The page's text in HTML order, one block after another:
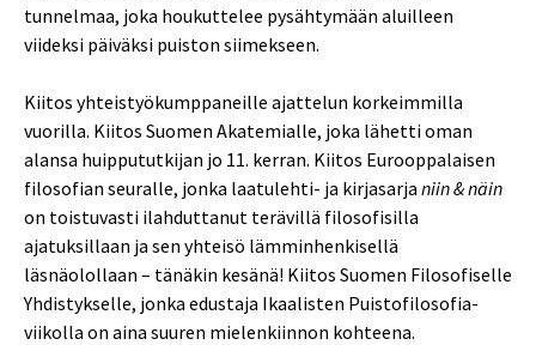
tunnelmaa, joka houkuttelee pysähtymään aluilleen
viideksi päiväksi puiston siimekseen.
Kiitos yhteistyökumppaneille ajattelun korkeimmilla
vuorilla. Kiitos Suomen Akatemialle, joka lähetti oman
alansa huippututkijan jo 11. kerran. Kiitos Eurooppalaisen
filosofian seuralle, jonka laatulehti- ja kirjasarja niin & näin
on toistuvasti ilahduttanut terävillä filosofisilla
ajatuksillaan ja sen yhteisö lämminhenkisellä
läsnäolollaan – tänäkin kesänä! Kiitos Suomen Filosofiselle
Yhdistykselle, jonka edustaja Ikaalisten Puistofilosofia-
viikolla on aina suuren mielenkiinnon kohteena.